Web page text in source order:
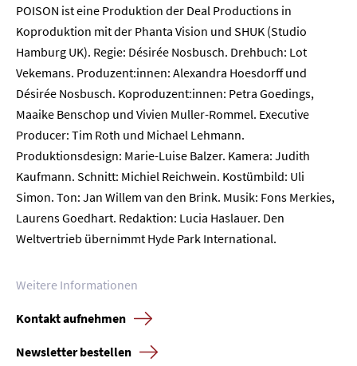
POISON ist eine Produktion der Deal Productions in
Koproduktion mit der Phanta Vision und SHUK (Studio
Hamburg UK). Regie: Désirée Nosbusch. Drehbuch: Lot
Vekemans. Produzent:innen: Alexandra Hoesdorff und
Désirée Nosbusch. Koproduzent:innen: Petra Goedings,
Maaike Benschop und Vivien Muller-Rommel. Executive
Producer: Tim Roth und Michael Lehmann.
Produktionsdesign: Marie-Luise Balzer. Kamera: Judith
Kaufmann. Schnitt: Michiel Reichwein. Kostümbild: Uli
Simon. Ton: Jan Willem van den Brink. Musik: Fons Merkies,
Laurens Goedhart. Redaktion: Lucia Haslauer. Den
Weltvertrieb übernimmt Hyde Park International.
Weitere Informationen
Kontakt aufnehmen
Newsletter bestellen
Home
Unternehmen
Presse
Karriere
Kontakt
Newsletter Datenschutz